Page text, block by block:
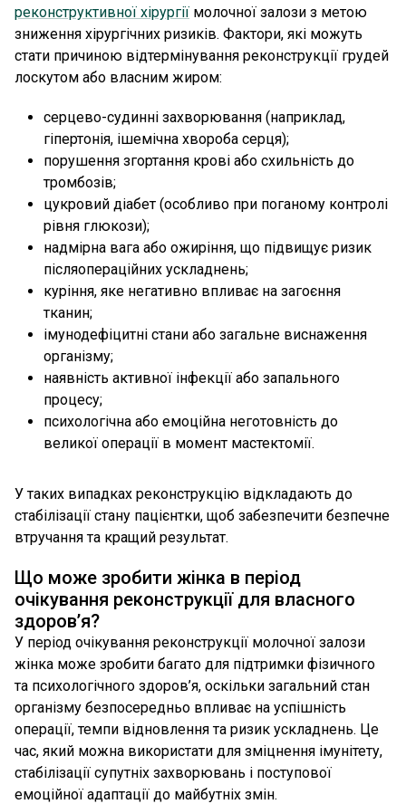
реконструктивної хірургії молочної залози з метою
зниження хірургічних ризиків. Фактори, які можуть
стати причиною відтермінування реконструкції грудей
лоскутом або власним жиром:
серцево-судинні захворювання (наприклад,
гіпертонія, ішемічна хвороба серця);
порушення згортання крові або схильність до
тромбозів;
цукровий діабет (особливо при поганому контролі
рівня глюкози);
надмірна вага або ожиріння, що підвищує ризик
післяопераційних ускладнень;
куріння, яке негативно впливає на загоєння
тканин;
імунодефіцитні стани або загальне виснаження
організму;
наявність активної інфекції або запального
процесу;
психологічна або емоційна неготовність до
великої операції в момент мастектомії.
У таких випадках реконструкцію відкладають до
стабілізації стану пацієнтки, щоб забезпечити безпечне
втручання та кращий результат.
Що може зробити жінка в період
очікування реконструкції для власного
здоров’я?
У період очікування реконструкції молочної залози
жінка може зробити багато для підтримки фізичного
та психологічного здоров’я, оскільки загальний стан
організму безпосередньо впливає на успішність
операції, темпи відновлення та ризик ускладнень. Це
час, який можна використати для зміцнення імунітету,
стабілізації супутніх захворювань і поступової
емоційної адаптації до майбутніх змін.